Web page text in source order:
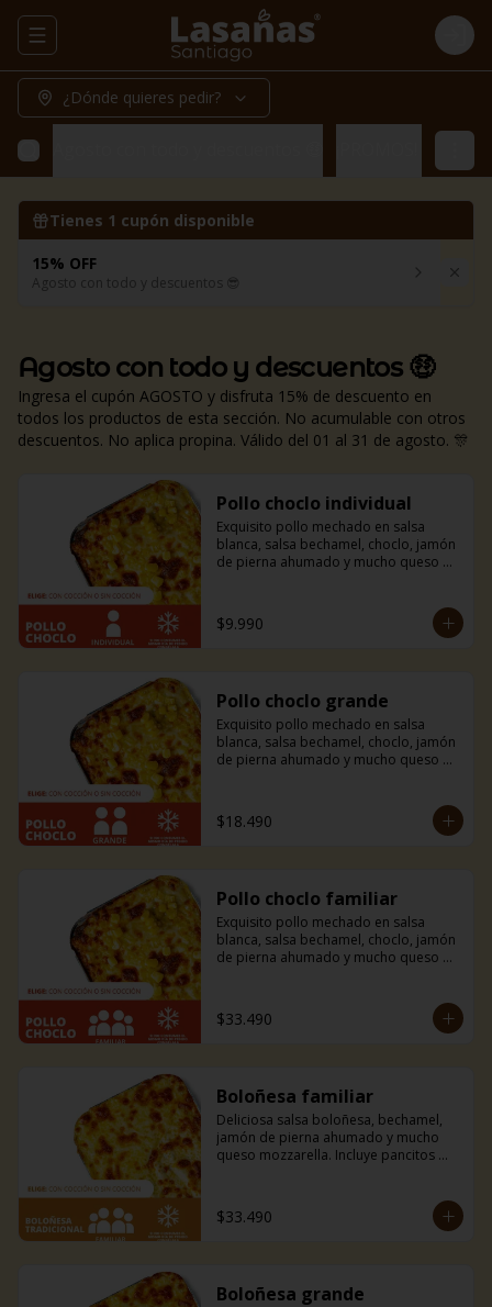
Abrir menu de navegación Login
¿Dónde quieres pedir?
Tienes 1 cupón disponible
15% OFF
Agosto con todo y descuentos 😎
Agosto con todo y descuentos 🤑
Ingresa el cupón AGOSTO y disfruta 15% de descuento en
todos los productos de esta sección. No acumulable con otros
descuentos. No aplica propina. Válido del 01 al 31 de agosto. 🎊
Pollo choclo individual
Exquisito pollo mechado en salsa
blanca, salsa bechamel, choclo, jamón
de pierna ahumado y mucho queso
la casa.
$9.990
Pollo choclo grande
Exquisito pollo mechado en salsa
blanca, salsa bechamel, choclo, jamón
de pierna ahumado y mucho queso
la casa.
$18.490
Pollo choclo familiar
Exquisito pollo mechado en salsa
blanca, salsa bechamel, choclo, jamón
de pierna ahumado y mucho queso
la casa.
$33.490
Boloñesa familiar
Deliciosa salsa boloñesa, bechamel,
jamón de pierna ahumado y mucho
queso mozzarella. Incluye pancitos
$33.490
Boloñesa grande